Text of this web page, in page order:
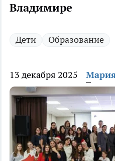
Владимире
Дети Образование
13 декабря 2025